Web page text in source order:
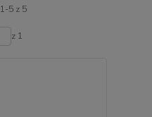
5 z 5
z 1